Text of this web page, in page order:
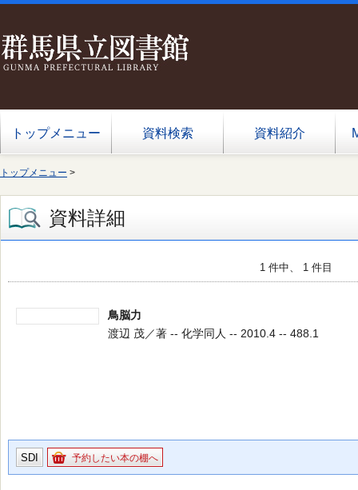
トップメニュー 資料検索 資料紹介
トップメニュー >
資料詳細
1 件中、 1 件目
鳥脳力
渡辺 茂／著 -- 化学同人 -- 2010.4 -- 488.1
SDI 予約したい本の棚へ